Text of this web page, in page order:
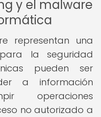
y el malware
representan una
la seguridad
pueden ser
a información
operaciones
no autorizado a